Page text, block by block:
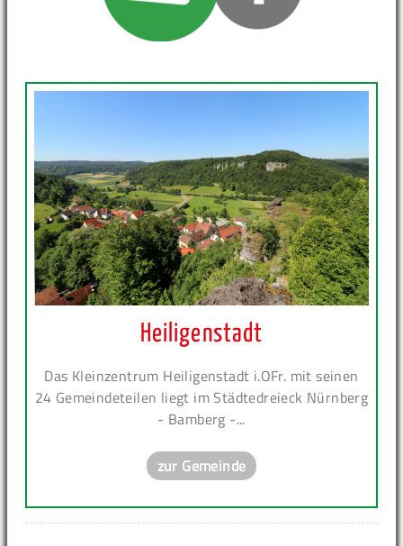
Heiligenstadt
Das Kleinzentrum Heiligenstadt i.OFr. mit seinen
24 Gemeindeteilen liegt im Städtedreieck Nürnberg
- Bamberg -...
zur Gemeinde